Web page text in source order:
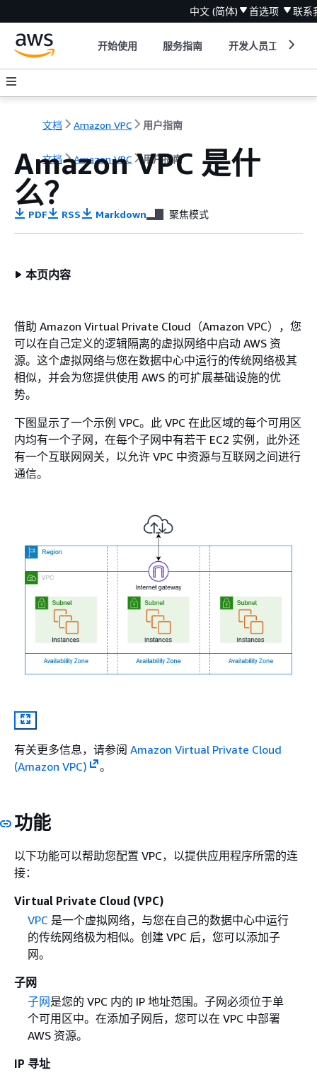
中文 (简体) 首选项 联系
开始使用 服务指南 开发人员工具
文档 Amazon VPC 用户指南
文档 Amazon VPC 用户指南
Amazon VPC 是什
么？
PDF RSS Markdown 聚焦模式
本页内容
借助 Amazon Virtual Private Cloud（Amazon VPC），您
可以在自己定义的逻辑隔离的虚拟网络中启动 AWS 资
源。这个虚拟网络与您在数据中心中运行的传统网络极其
相似，并会为您提供使用 AWS 的可扩展基础设施的优
势。
下图显示了一个示例 VPC。此 VPC 在此区域的每个可用区
内均有一个子网，在每个子网中有若干 EC2 实例，此外还
有一个互联网网关，以允许 VPC 中资源与互联网之间进行
通信。
有关更多信息，请参阅 Amazon Virtual Private Cloud
(Amazon VPC)
。
功能
以下功能可以帮助您配置 VPC，以提供应用程序所需的连
接：
Virtual Private Cloud (VPC)
VPC 是一个虚拟网络，与您在自己的数据中心中运行
的传统网络极为相似。创建 VPC 后，您可以添加子
网。
子网
子网是您的 VPC 内的 IP 地址范围。子网必须位于单
个可用区中。在添加子网后，您可以在 VPC 中部署
AWS 资源。
IP 寻址